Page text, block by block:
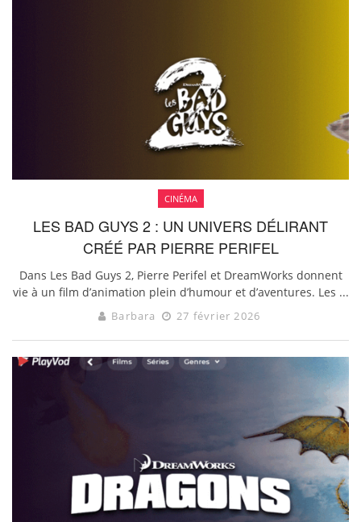
CINÉMA
LES BAD GUYS 2 : UN UNIVERS DÉLIRANT
CRÉÉ PAR PIERRE PERIFEL
Dans Les Bad Guys 2, Pierre Perifel et DreamWorks donnent
vie à un film d’animation plein d’humour et d’aventures. Les ...
Barbara 27 février 2026